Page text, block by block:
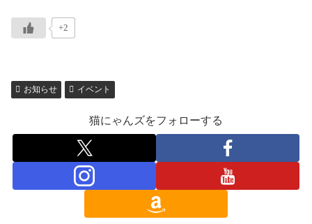
+2
お知らせ イベント
猫にゃんズをフォローする